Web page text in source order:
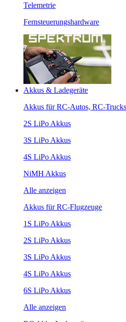
Telemetrie
Fernsteuerungshardware
Akkus & Ladegeräte
Akkus für RC-Autos, RC-
2S LiPo Akkus
3S LiPo Akkus
4S LiPo Akkus
NiMH Akkus
Alle anzeigen
Akkus für RC-Flugzeuge
1S LiPo Akkus
2S LiPo Akkus
3S LiPo Akkus
4S LiPo Akkus
6S LiPo Akkus
Alle anzeigen